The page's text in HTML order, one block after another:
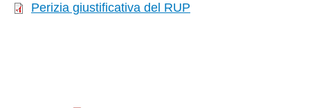
Perizia giustificativa del RUP